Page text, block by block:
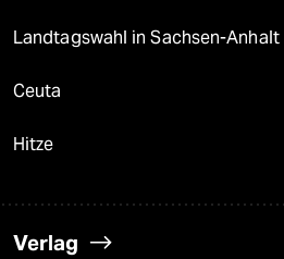
Landtagswahl in Sachsen-Anhalt
Ceuta
Hitze
Verlag